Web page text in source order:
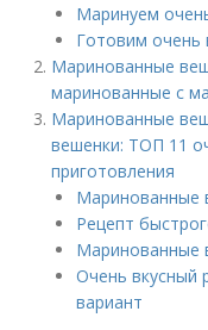
Маринуем
Готовим очень
Маринованные
маринованные с
Маринованные
вешенки: ТОП 11
приготовления
Маринованные
Рецепт
Маринованные
Очень вкусный
вариант